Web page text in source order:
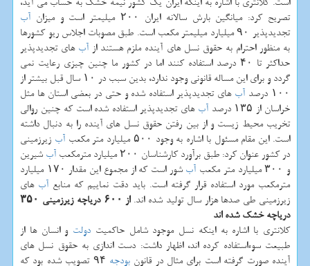
تصریح كرد: میانگین بارش سالانه ایران ۲۰۰ میلیمتر است و میزان
آب
تجدیدپذیر ۹۰ میلیارد میلیمتر مكعب است. طبق مصوبات اجلاس ریو كشورها
به منظور احترام به حقوق نسل های آینده ملزم هستند از آب های تجدیدپذیر
حداكثر تا ۴۰ درصد استفاده كنند اما در كشور ما چنین چیزی رعایت نمی
گردد و برای این مساله قانونی وجود ندارد، بدین سبب در ۱۰ سال قبل بیشتر از
۱۰۰ درصد
آب های تجدیدپذیر استفاده شده و حتی در بعضی استان ها مثل
خراسان از ۱۳۵ درصد
آب های تجدیدپذیر استفاده شده است كه چنین روالی
تخریب محیط زیست و از بین رفتن حقوق نسل های آینده را به دنبال داشته
است. این مقام مسئول با اشاره به وجود ۵۰۰ میلیارد متر مكعب
آب زیرزمینی
در كشور عنوان كرد: طبق برآورد كارشناسان ۲۰۰ میلیارد مترمكعب
آب شیرین
و ۳۰۰ میلیارد متر مكعب
آب
شور است كه از مجموع این مقدار ۱۷۰ میلیارد
مترمكعب مورد استفاده قرار گرفته است. باید دقت نماییم كه منابع آب های
زیرزمینی طی صدها هزار سال تولید شده اند.
از ۶۰۰ دریاچه زیرزمینی ۳۵۰
دریاچه خشك شده اند
كلانتری با اشاره به اینكه نسل موجود شامل حاكمیت دولت و انسان ها از
طبیعت سوءاستفاده كرده اند، اظهار داشت: دست اندازی به حقوق نسل های
آینده صورت گرفته است برای مثال در قانونبودجه